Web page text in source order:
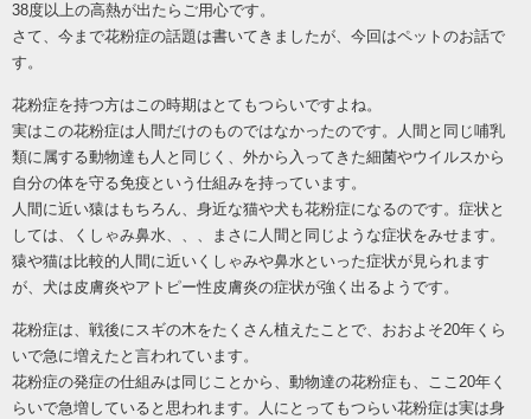
38度以上の高熱が出たらご用心です。
さて、今まで花粉症の話題は書いてきましたが、今回はペットのお話で
す。
花粉症を持つ方はこの時期はとてもつらいですよね。
実はこの花粉症は人間だけのものではなかったのです。人間と同じ哺乳
類に属する動物達も人と同じく、外から入ってきた細菌やウイルスから
自分の体を守る免疫という仕組みを持っています。
人間に近い猿はもちろん、身近な猫や犬も花粉症になるのです。症状と
しては、くしゃみ鼻水、、、まさに人間と同じような症状をみせます。
猿や猫は比較的人間に近いくしゃみや鼻水といった症状が見られます
が、犬は皮膚炎やアトピー性皮膚炎の症状が強く出るようです。
花粉症は、戦後にスギの木をたくさん植えたことで、おおよそ20年くら
いで急に増えたと言われています。
花粉症の発症の仕組みは同じことから、動物達の花粉症も、ここ 20年く
らいで急増していると思われます。人にとってもつらい花粉症は実は身